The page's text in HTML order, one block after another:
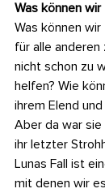
Was können wir
Was können
für alle anderen
nicht schon zu
helfen? Wie
ihrem Elend
Aber da war sie
ihr letzter
Lunas Fall ist
mit denen wir